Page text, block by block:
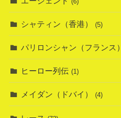
シャティン（香港） (5)
パリロンシャン（フランス）
ヒーロー列伝 (1)
メイダン（ドバイ） (4)